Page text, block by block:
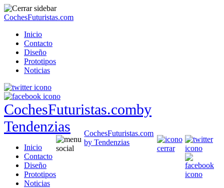
CochesFuturistas.com
Inicio
Contacto
Diseño
Prototipos
Noticias
CochesFuturistas.comby
Tendenzias
Inicio
Contacto
Diseño
Prototipos
Noticias
CochesFuturistas.com
by Tendenzias